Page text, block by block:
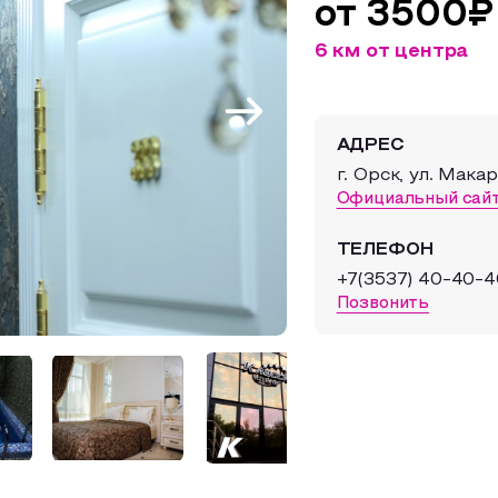
от 3500₽
6 км от центра
АДРЕС
г. Орск, ул.
Официальный
ТЕЛЕФОН
+7(3537) 40-40-
Позвонить